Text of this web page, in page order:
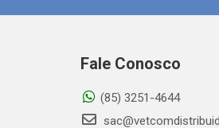
Fale Conosco
(85) 3251-4644